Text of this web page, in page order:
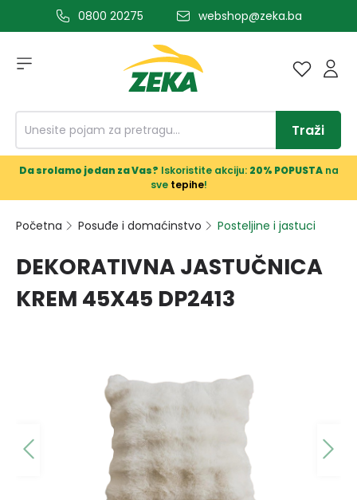
glavni sadržaj0800 20275 webshop@zeka.ba
Traži
Da srolamo jedan za Vas? Iskoristite akciju: 20% POPUSTAna
sve tepihe!
Početna Posuđe i domaćinstvo Posteljine i jastuci
DEKORATIVNA JASTUČNICA
KREM 45X45 DP2413